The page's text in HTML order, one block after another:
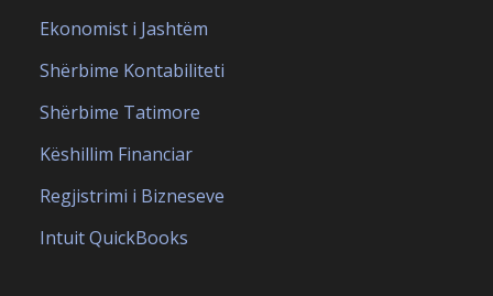
Ekonomist i Jashtëm
Shërbime Kontabiliteti
Shërbime Tatimore
Këshillim Financiar
Regjistrimi i Bizneseve
Intuit QuickBooks